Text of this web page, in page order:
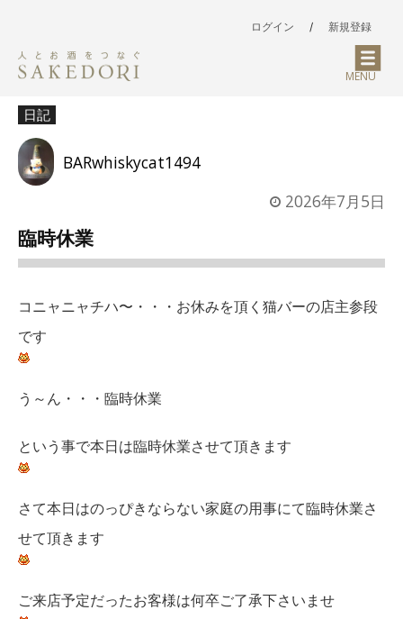
ログイン / 新規登録
MENU
日記
BARwhiskycat1494
2026年7月5日
臨時休業
コニャニャチハ〜・・・お休みを頂く猫バーの店主参段
です
う～ん・・・臨時休業
という事で本日は臨時休業させて頂きます
さて本日はのっぴきならない家庭の用事にて臨時休業さ
せて頂きます
ご来店予定だったお客様は何卒ご了承下さいませ